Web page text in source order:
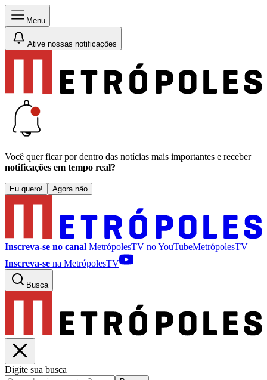
Menu
Ative nossas notificações
Você quer ficar por dentro das notícias mais importantes e receber
notificações em tempo real?
Eu quero! Agora não
Inscreva-se no canal MetrópolesTV noYouTubeMetrópolesTV
Inscreva-se na MetrópolesTV
Busca
Digite sua busca